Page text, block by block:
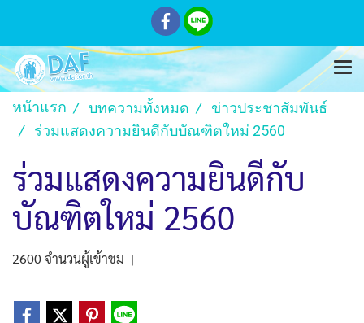
หน้าแรก บทความทั้งหมด
ข่าวประชาสัมพันธ์
ร่วมแสดงความยินดีกับบัณฑิตใหม่ 2560
ร่วมแสดงความยินดีกับ
บัณฑิตใหม่ 2560
2600 จำนวนผู้เข้าชม |